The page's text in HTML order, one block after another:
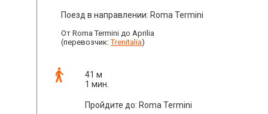
Поезд в направлении: Roma Termini
От Roma Termini до Aprilia
(перевозчик:Trenitalia)
41 м
1 мин.
Пройдите до: Roma Termini